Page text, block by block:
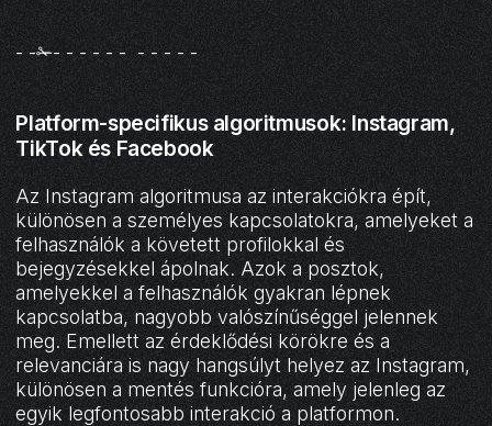
- -✁- - - - - - - - - - -
Platform-specifikus algoritmusok: Instagram,
TikTok és Facebook
Az Instagram algoritmusa az interakciókra épít,
különösen a személyes kapcsolatokra, amelyeket a
felhasználók a követett profilokkal és
bejegyzésekkel ápolnak. Azok a posztok,
amelyekkel a felhasználók gyakran lépnek
kapcsolatba, nagyobb valószínűséggel jelennek
meg. Emellett az érdeklődési körökre és a
relevanciára is nagy hangsúlyt helyez az Instagram,
különösen a mentés funkcióra, amely jelenleg az
egyik legfontosabb interakció a platformon.